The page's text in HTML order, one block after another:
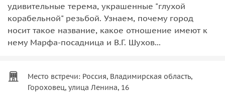
удивительные терема, украшенные "глухой
корабельной" резьбой. Узнаем, почему город
носит такое название, какое отношение имеют к
нему Марфа-посадница и В.Г. Шухов...
Место встречи: Россия, Владимирская область,
Гороховец, улица Ленина, 16